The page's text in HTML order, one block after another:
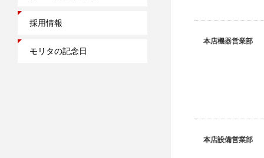
採用情報
モリタの記念日
本店機器営業部
本店設備営業部